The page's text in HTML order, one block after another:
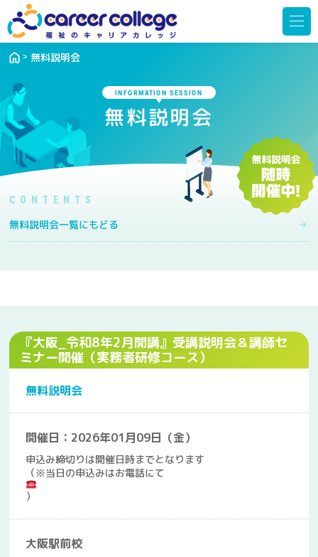
メ
ー
を
無料説明会
INFORMATION SESSION
無料説明会
無料説明会一覧にもどる
『大阪_令和8年2月開講』受講説明会＆講師セ
ミナー開催（実務者研修コース）
無料説明会
開催日：2026年01月09日（金）
申込み締切りは開催日時までとなります
（※当日の申込みはお電話にて
）
大阪駅前校